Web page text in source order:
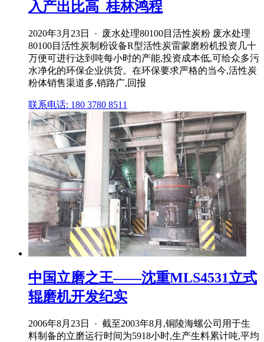
入产出比高_桂林鸿程
2020年3月23日 · 废水处理80100目活性炭粉 废水处理
80100目活性炭制粉设备R型活性炭雷蒙磨粉机投资几十
万便可进行达到吨每小时的产能,投资成本低,可给众多污
水净化的环保企业供货。在环保要求严格的当今,活性炭
粉体销售渠道多,销路广,回报
联系电话: 180 3780 8511
中国立磨之王——沈重MLS4531立式
辊磨机开发纪实
2006年8月23日 · 截至2003年8月,铜陵海螺公司用于生
料制备的立磨运行时间为5918小时,生产生料累计吨,平均